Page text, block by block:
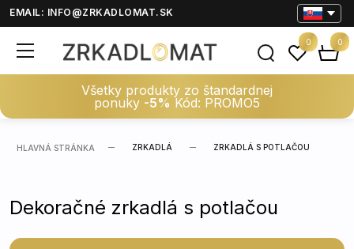
EMAIL: INFO@ZRKADLOMAT.SK
Všetky produkty zo štandardnej
ponuky -5% Kód: PROMO5
0 0
HLAVNÁ STRÁNKA ZRKADLÁ ZRKADLÁ S POTLAČOU
Dekoračné zrkadlá s potlačou